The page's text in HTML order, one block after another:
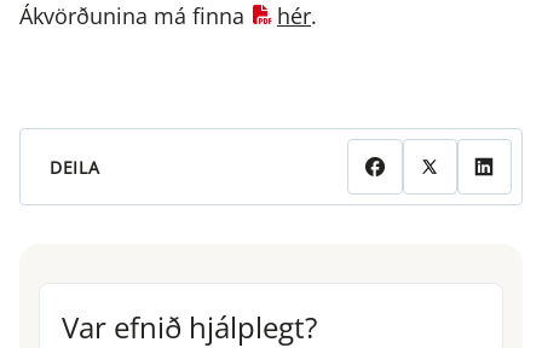
Ákvörðunina má finna
hér.
DEILA
Var efnið hjálplegt?
Var efnið hjálplegt?